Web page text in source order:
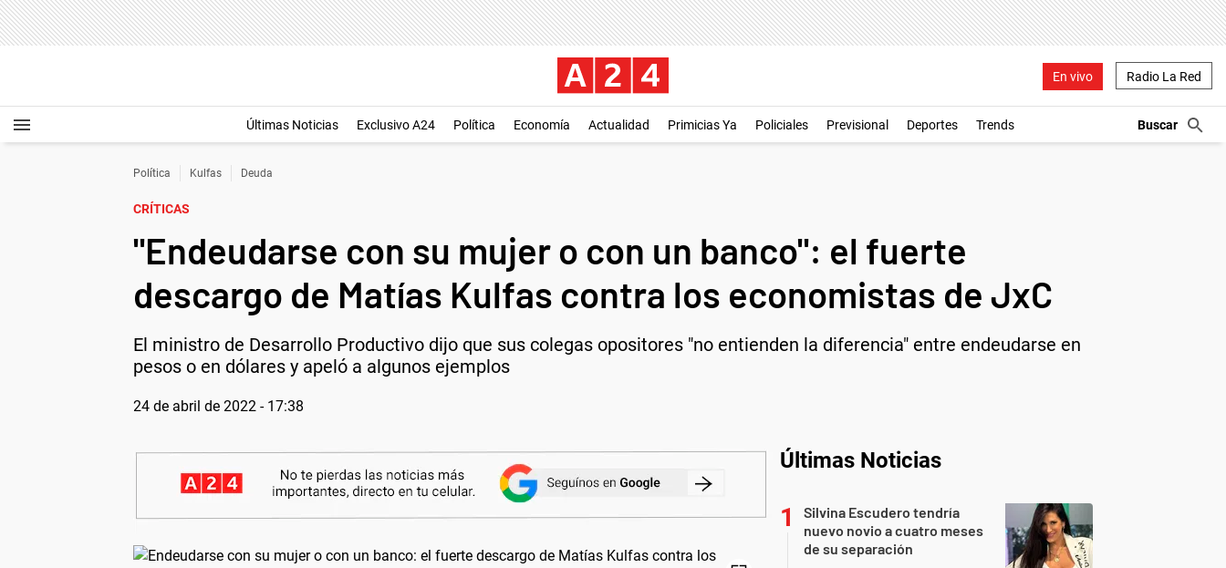
En vivo Radio La Red
Últimas Noticias Exclusivo A24 Política Economía Actualidad Primicias Ya Policiales Previsional Deportes Trends
Política Kulfas Deuda
CRÍTICAS
"Endeudarse con su mujer o con un banco": el fuerte
descargo de Matías Kulfas contra los economistas de JxC
El ministro de Desarrollo Productivo dijo que sus colegas opositores "no entienden la diferencia" entre endeudarse en
pesos o en dólares y apeló a algunos ejemplos
24 de abril de 2022 - 17:38
Últimas Noticias
Silvina Escudero tendría
nuevo novio a cuatro meses
de su separación